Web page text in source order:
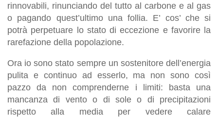
rinnovabili, rinunciando del tutto al carbone e al gas
o pagando quest’ultimo una follia. E’ cos’ che si
potrà perpetuare lo stato di eccezione e favorire la
rarefazione della popolazione.
Ora io sono stato sempre un sostenitore dell’energia
pulita e continuo ad esserlo, ma non sono così
pazzo da non comprenderne i limiti: basta una
mancanza di vento o di sole o di precipitazioni
rispetto alla media per vedere calare